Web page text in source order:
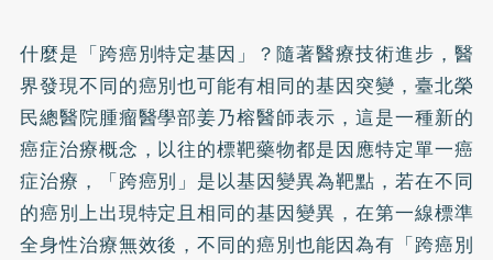
什麼是「跨癌別特定基因」？隨著醫療技術進步，醫
界發現不同的癌別也可能有相同的基因突變，臺北榮
民總醫院腫瘤醫學部姜乃榕醫師表示，這是一種新的
癌症治療概念，以往的標靶藥物都是因應特定單一癌
症治療，「跨癌別」是以基因變異為靶點，若在不同
的癌別上出現特定且相同的基因變異，在第一線標準
全身性治療無效後，不同的癌別也能因為有「跨癌別